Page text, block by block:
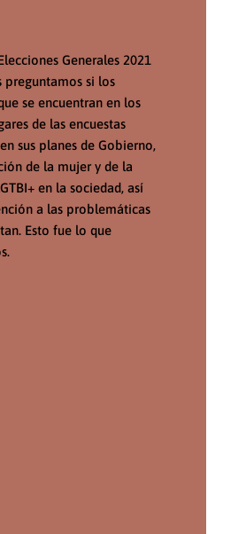
Generales 2021
preguntamos si los
se encuentran en los
de las encuestas
sus planes de Gobierno,
de la mujer y de la
en la sociedad, así
a las problemáticas
Esto fue lo que